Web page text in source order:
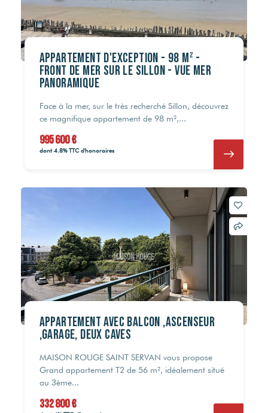
Appartement d'exception - 98 m² -
Front de mer sur le Sillon - Vue mer
panoramique
Face à la mer, sur le très recherché Sillon, découvrez
ce magnifique appartement de 98 m²,...
995 600 €
dont 4.8% TTC d'honoraires
APPARTEMENT AVEC BALCON ,ASCENSEUR
,GARAGE, DEUX CAVES
MAISON ROUGE SAINT SERVAN vous propose
Grand appartement T2 de 56 m², idéalement situé
au 3ème...
332 800 €